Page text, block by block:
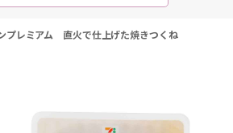
プレミアム 直火で仕上げた焼きつくね